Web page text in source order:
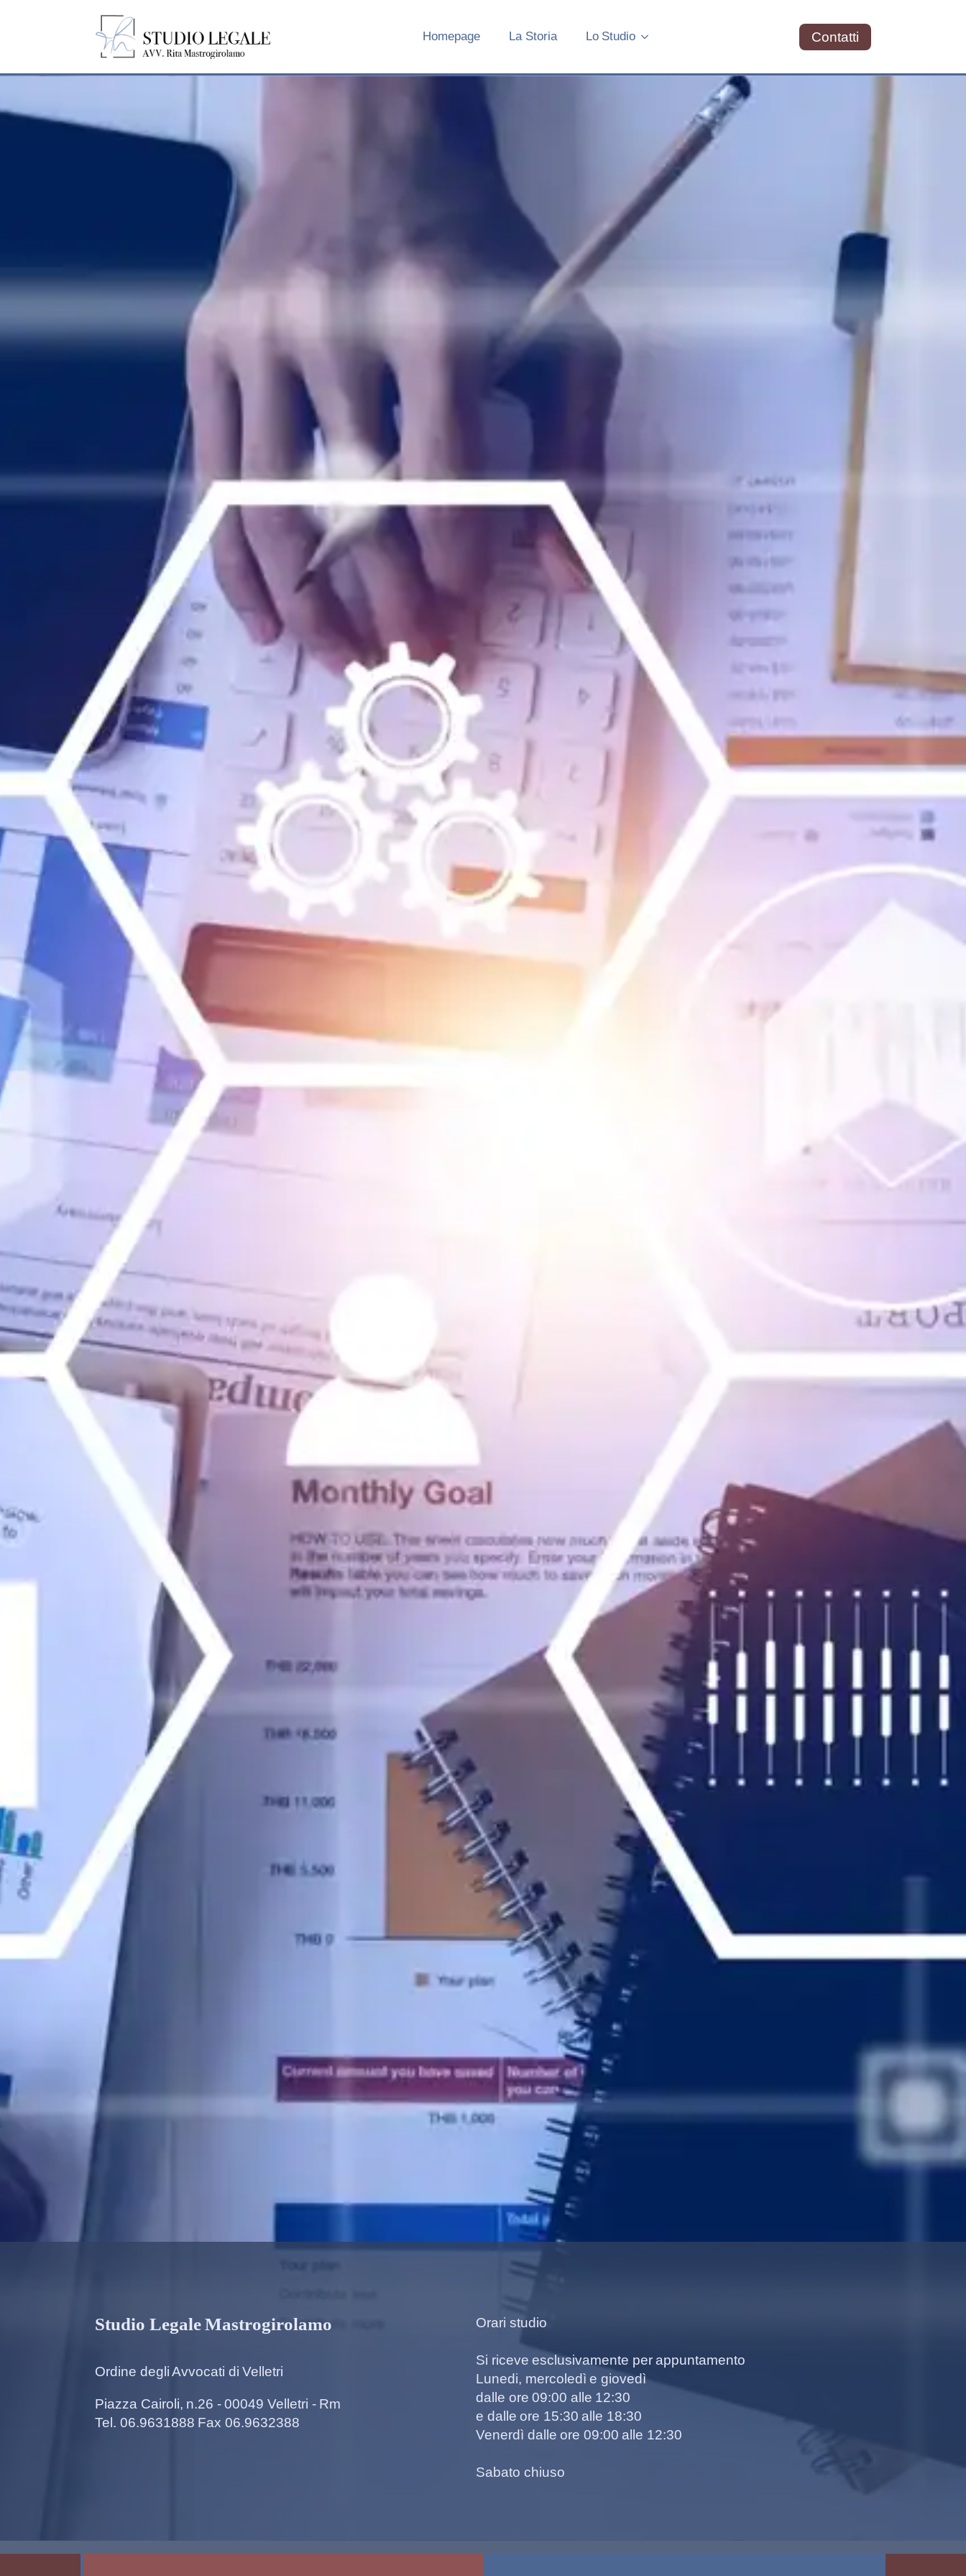
Homepage La Storia Lo Studio Contatti
Studio Legale Mastrogirolamo
Ordine degli Avvocati di Velletri
Piazza Cairoli, n.26 - 00049 Velletri - Rm
Tel. 06.9631888 Fax 06.9632388
Orari studio
Si riceve esclusivamente per appuntamento
Lunedi, mercoledì e giovedì
dalle ore 09:00 alle 12:30
e dalle ore 15:30 alle 18:30
Venerdì dalle ore 09:00 alle 12:30
Sabato chiuso